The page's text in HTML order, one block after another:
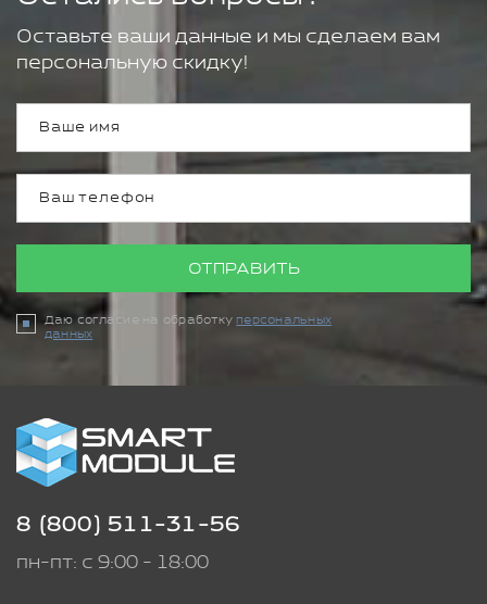
Оставьте ваши данные и мы сделаем вам
персональную скидку!
ОТПРАВИТЬ
Даю согласие на обработкуперсональных
данных
8 (800) 511-31-56
пн-пт: с 9:00 - 18:00